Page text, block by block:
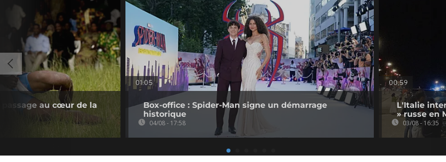
passage au cœur de la
01:05
Box-office : Spider-Man signe un démarrage
historique
04/08 - 17:58
00:59
L'Italie
» russe en
03/08 - 16:35